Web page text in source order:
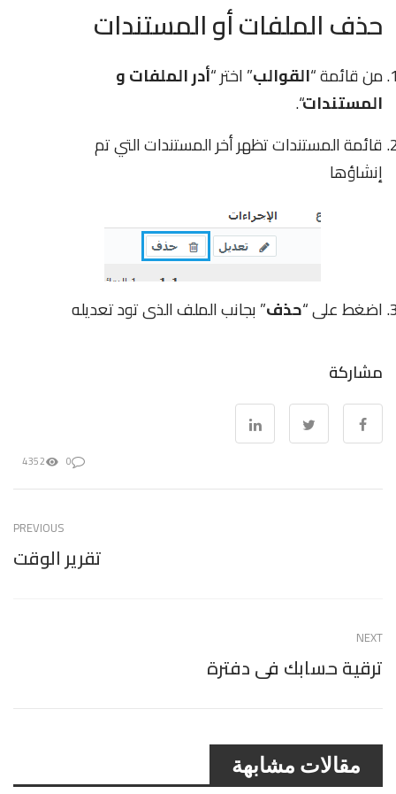
حذف الملفات أو المستندات
من قائمة “القوالب” اختر “أدر الملفات و
المستندات“.
قائمة المستندات تظهر أخر المستندات التي تم
إنشاؤها
اضغط على “حذف” بجانب الملف الذى تود تعديله
مشاركة
0
4352
PREVIOUS
تقرير الوقت
NEXT
ترقية حسابك فى دفترة
مقالات مشابهة